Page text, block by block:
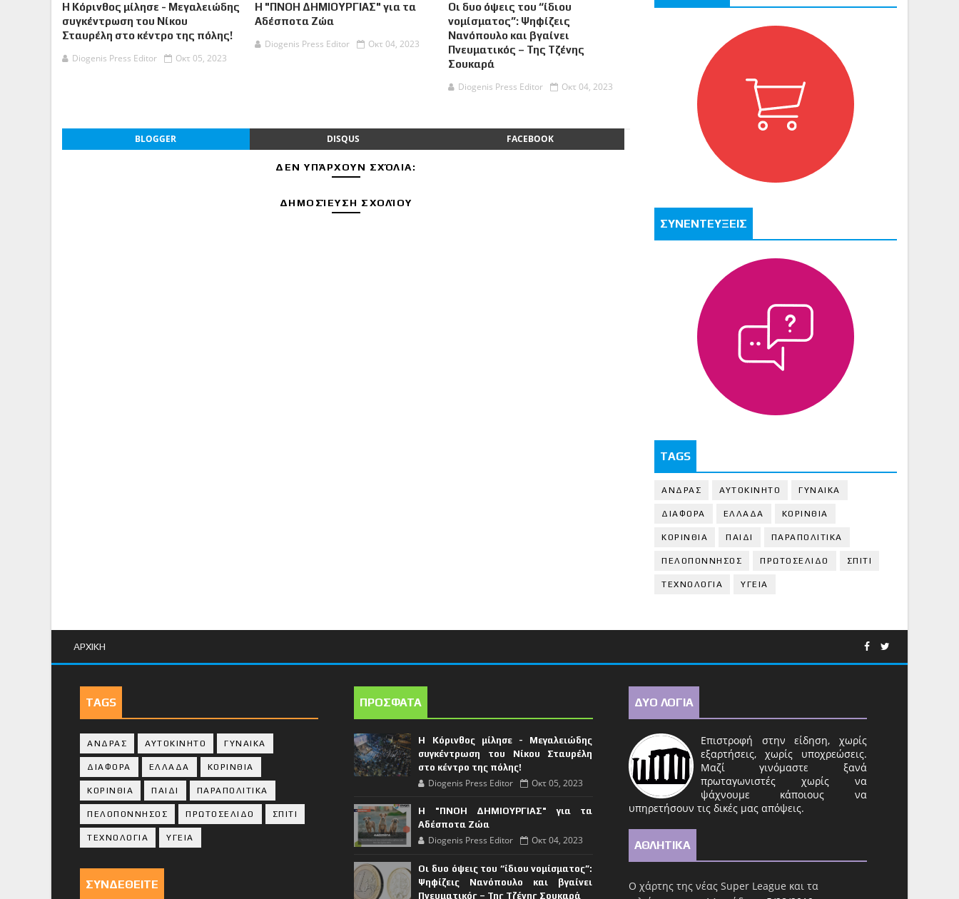
Η Κόρινθος μίλησε - Μεγαλειώδης
συγκέντρωση του Νίκου
Σταυρέλη στο κέντρο της πόλης!
Diogenis Press Editor
Οκτ 05, 2023
Η "ΠΝΟΗ ΔΗΜΙΟΥΡΓΙΑΣ" για τα
Αδέσποτα Ζώα
Diogenis Press Editor
Οκτ 04, 2023
Οι δυο όψεις του “ίδιου
νομίσματος”: Ψηφίζεις
Νανόπουλο και βγαίνει
Πνευματικός – Της Τζένης
Σουκαρά
Diogenis Press Editor
Οκτ 04, 2023
BLOGGER DISQUS FACEBOOK
ΔΕΝ ΥΠΆΡΧΟΥΝ ΣΧΌΛΙΑ:
ΔΗΜΟΣΊΕΥΣΗ ΣΧΟΛΊΟΥ
ΣΥΝΕΝΤΕΥΞΕΙΣ
TAGS
ΑΝΔΡΑΣ ΑΥΤΟΚΙΝΗΤΟ ΓΥΝΑΙΚΑ
ΔΙΑΦΟΡΑ ΕΛΛΑΔΑ ΚΟΡΙΝΘΙΑ
ΚΟΡΙΝΘΙA ΠΑΙΔΙ ΠΑΡΑΠΟΛΙΤΙΚΑ
ΠΕΛΟΠΟΝΝΗΣΟΣ ΠΡΩΤΟΣΕΛΙΔΟ ΣΠΙΤΙ
ΤΕΧΝΟΛΟΓΙΑ ΥΓΕΙΑ
ΑΡΧΙΚΗ
TAGS
ΑΝΔΡΑΣ ΑΥΤΟΚΙΝΗΤΟ ΓΥΝΑΙΚΑ
ΔΙΑΦΟΡΑ ΕΛΛΑΔΑ ΚΟΡΙΝΘΙΑ
ΚΟΡΙΝΘΙA ΠΑΙΔΙ ΠΑΡΑΠΟΛΙΤΙΚΑ
ΠΕΛΟΠΟΝΝΗΣΟΣ ΠΡΩΤΟΣΕΛΙΔΟ ΣΠΙΤΙ
ΤΕΧΝΟΛΟΓΙΑ ΥΓΕΙΑ
ΣΥΝΔΕΘΕΙΤΕ
ΠΡΟΣΦΑΤΑ
Η Κόρινθος μίλησε - Μεγαλειώδης
συγκέντρωση του Νίκου Σταυρέλη
στο κέντρο της πόλης!
Diogenis Press Editor Οκτ 05, 2023
Η "ΠΝΟΗ ΔΗΜΙΟΥΡΓΙΑΣ" για τα
Αδέσποτα Ζώα
Diogenis Press Editor Οκτ 04, 2023
Οι δυο όψεις του “ίδιου νομίσματος”:
Ψηφίζεις Νανόπουλο και βγαίνει
Πνευματικός – Της Τζένης Σουκαρά
ΔΥΟ ΛΟΓΙΑ
Επιστροφή στην είδηση, χωρίς
εξαρτήσεις, χωρίς υποχρεώσεις.
Μαζί γινόμαστε ξανά
πρωταγωνιστές χωρίς να
ψάχνουμε κάποιους να
υπηρετήσουν τις δικές μας απόψεις.
ΑΘΛΗΤΙΚΑ
Ο χάρτης της νέας Super League και τα